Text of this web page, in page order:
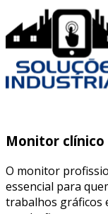
Monitor clínico
O monitor
essencial para
trabalhos gráficos